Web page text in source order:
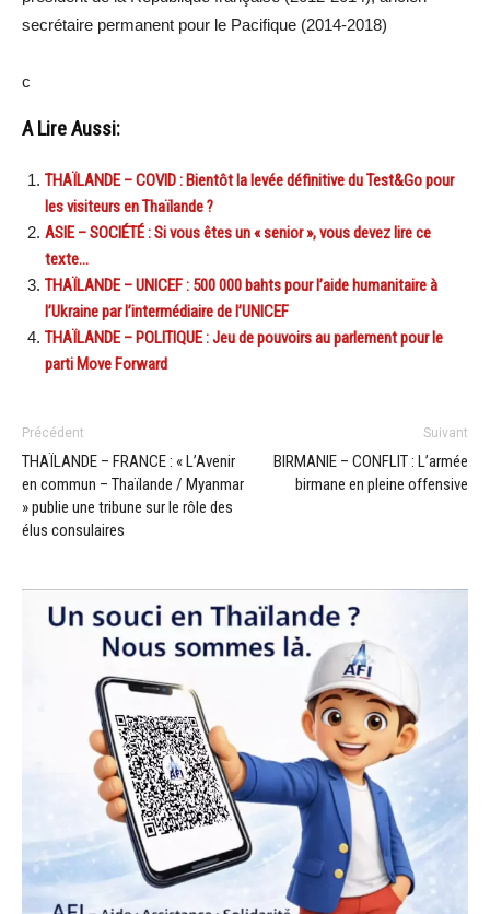
secrétaire permanent pour le Pacifique (2014-2018)
c
A Lire Aussi:
THAÏLANDE – COVID : Bientôt la levée définitive du Test&Go pour
les visiteurs en Thaïlande ?
ASIE – SOCIÉTÉ : Si vous êtes un « senior », vous devez lire ce
texte…
THAÏLANDE – UNICEF : 500 000 bahts pour l’aide humanitaire à
l’Ukraine par l’intermédiaire de l’UNICEF
THAÏLANDE – POLITIQUE : Jeu de pouvoirs au parlement pour le
parti Move Forward
Précédent
THAÏLANDE – FRANCE : « L’Avenir
en commun – Thaïlande / Myanmar
» publie une tribune sur le rôle des
élus consulaires
Suivant
BIRMANIE – CONFLIT : L’armée
birmane en pleine offensive